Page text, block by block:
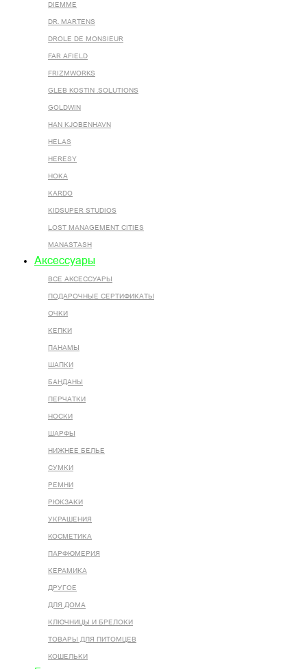
DIEMME
DR. MARTENS
DROLE DE MONSIEUR
FAR AFIELD
FRIZMWORKS
GLEB KOSTIN .SOLUTIONS
GOLDWIN
HAN KJOBENHAVN
HELAS
HERESY
HOKA
KARDO
KIDSUPER STUDIOS
LOST MANAGEMENT CITIES
MANASTASH
Аксессуары
ВСЕ AКСЕССУАРЫ
ПОДАРОЧНЫЕ СЕРТИФИКАТЫ
ОЧКИ
КЕПКИ
ПАНАМЫ
ШАПКИ
БАНДАНЫ
ПЕРЧАТКИ
НОСКИ
ШАРФЫ
НИЖНЕЕ БЕЛЬЕ
СУМКИ
РЕМНИ
РЮКЗАКИ
УКРАШЕНИЯ
КОСМЕТИКА
ПАРФЮМЕРИЯ
КЕРАМИКА
ДРУГОЕ
ДЛЯ ДОМА
КЛЮЧНИЦЫ И БРЕЛОКИ
ТОВАРЫ ДЛЯ ПИТОМЦЕВ
КОШЕЛЬКИ